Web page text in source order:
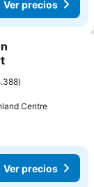
Ver precios
Centre
Ver precios